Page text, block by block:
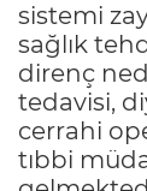
sistemi
sağlık
direnç
tedavisi,
cerrahi
tıbbi